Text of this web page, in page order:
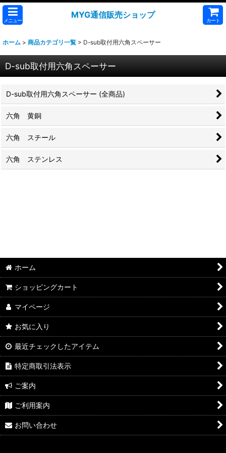
メニュー
MYG通信販売ショップ
カート
ホーム > 商品カテゴリ一覧 > D-sub取付用六角スペーサー
D-sub取付用六角スペーサー
D-sub取付用六角スペーサー (全商品)
六角 黄銅
六角 スチール
六角 ステンレス
ホーム
ショッピングカート
マイページ
お気に入り
最近チェックしたアイテム
特定商取引法表示
ご案内
ご利用案内
お問い合わせ